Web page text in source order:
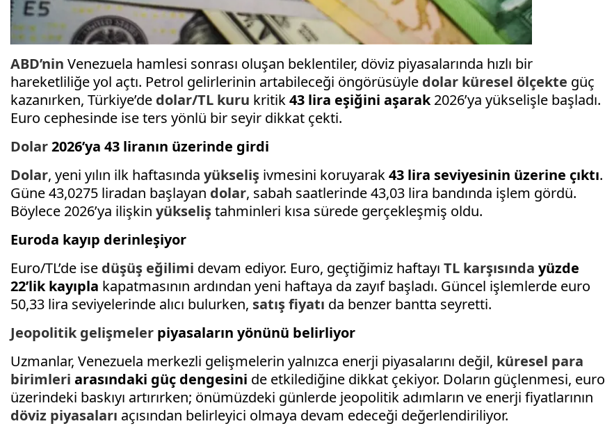
ABD’nin Venezuela hamlesi sonrası oluşan beklentiler, döviz piyasalarında hızlı bir
hareketliliğe yol açtı. Petrol gelirlerinin artabileceği öngörüsüyle dolar küresel ölçekte güç
kazanırken, Türkiye’de dolar/TL kuru kritik43 lira eşiğini aşarak2026’ya yükselişle başladı.
Euro cephesinde ise ters yönlü bir seyir dikkat çekti.
Dolar2026’ya 43 liranın üzerinde girdi
Dolar, yeni yılın ilk haftasında yükseliş ivmesini koruyarak43 lira seviyesinin üzerine çıktı.
Güne 43,0275 liradan başlayan dolar, sabah saatlerinde 43,03 lira bandında işlem gördü.
Böylece 2026’ya ilişkin yükseliştahminleri kısa sürede gerçekleşmiş oldu.
Euroda kayıp derinleşiyor
Euro/TL’de ise düşüş eğilimi devam ediyor. Euro, geçtiğimiz haftayı TL karşısında yüzde
22’lik kayıpla kapatmasının ardından yeni haftaya da zayıf başladı. Güncel işlemlerde euro
50,33 lira seviyelerinde alıcı bulurken, satış fiyatı da benzer bantta seyretti.
Jeopolitik gelişmeler piyasaların yönünü belirliyor
Uzmanlar, Venezuela merkezli gelişmelerin yalnızca enerji piyasalarını değil, küresel para
birimleri arasındaki güç dengesini de etkilediğine dikkat çekiyor. Doların güçlenmesi, euro
üzerindeki baskıyı artırırken; önümüzdeki günlerde jeopolitik adımların ve enerji fiyatlarının
döviz piyasaları açısından belirleyici olmaya devam edeceği değerlendiriliyor.